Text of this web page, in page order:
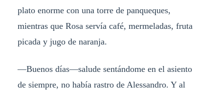
plato enorme con una torre de panqueques,
mientras que Rosa servía café, mermeladas, fruta
picada y jugo de naranja.
—Buenos días—salude sentándome en el asiento
de siempre, no había rastro de Alessandro. Y al